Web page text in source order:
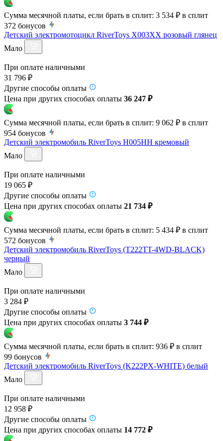
Сумма месячной платы, если брать в сплит: 3 534 ₽ в сплит
372 бонусов
Детский электромотоцикл RiverToys X003XX розовый глянец
Мало
При оплате наличными
31 796 ₽
Другие способы оплаты
Цена при других способах оплаты 36 247 ₽
Сумма месячной платы, если брать в сплит: 9 062 ₽ в сплит
954 бонусов
Детский электромобиль RiverToys H005HH кремовый
Мало
При оплате наличными
19 065 ₽
Другие способы оплаты
Цена при других способах оплаты 21 734 ₽
Сумма месячной платы, если брать в сплит: 5 434 ₽ в сплит
572 бонусов
Детский электромобиль RiverToys (T222TT-4WD-BLACK)
черный
Мало
При оплате наличными
3 284 ₽
Другие способы оплаты
Цена при других способах оплаты 3 744 ₽
Сумма месячной платы, если брать в сплит: 936 ₽ в сплит
99 бонусов
Детский электромобиль RiverToys (K222PX-WHITE) белый
Мало
При оплате наличными
12 958 ₽
Другие способы оплаты
Цена при других способах оплаты 14 772 ₽